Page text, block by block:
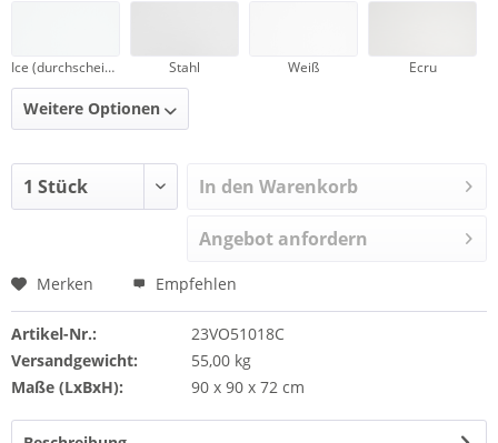
Ice (durchscheinend) Stahl Weiß Ecru
Weitere Optionen
In den Warenkorb
Angebot anfordern
Merken Empfehlen
Artikel-Nr.:
23VO51018C
Versandgewicht:
55,00 kg
Maße (LxBxH):
90 x 90 x 72 cm